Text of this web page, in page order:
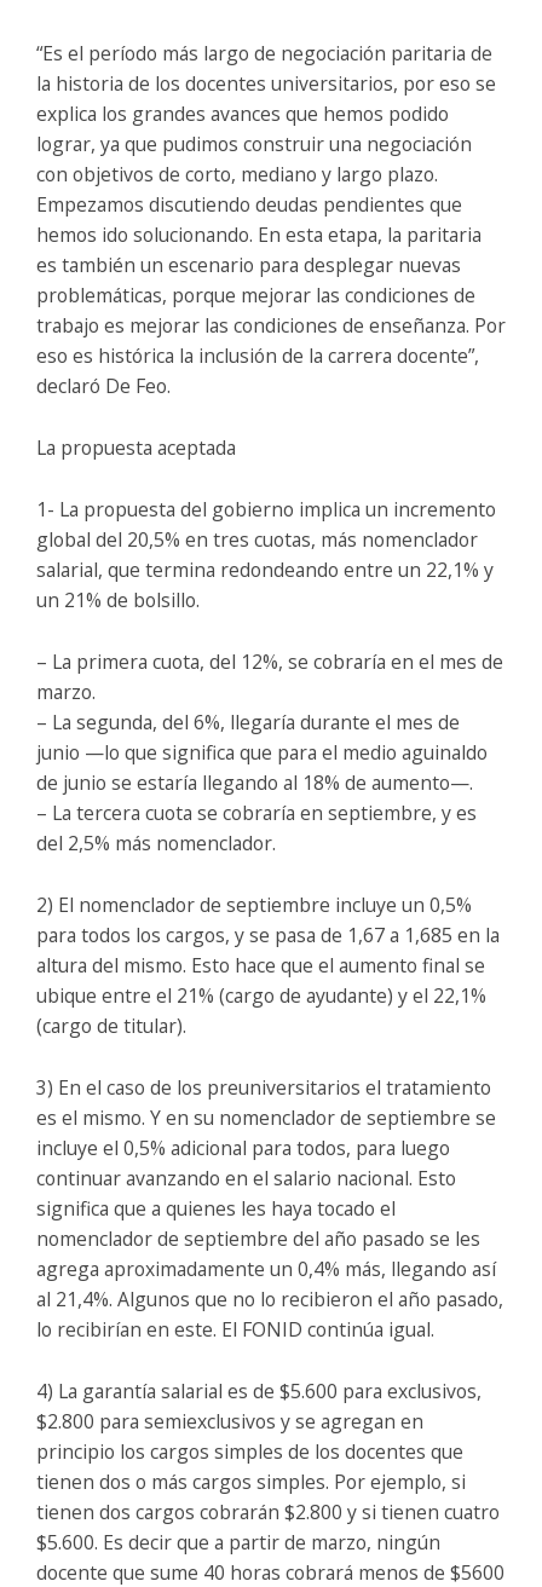
“Es el período más largo de negociación paritaria de
la historia de los docentes universitarios, por eso se
explica los grandes avances que hemos podido
lograr, ya que pudimos construir una negociación
con objetivos de corto, mediano y largo plazo.
Empezamos discutiendo deudas pendientes que
hemos ido solucionando. En esta etapa, la paritaria
es también un escenario para desplegar nuevas
problemáticas, porque mejorar las condiciones de
trabajo es mejorar las condiciones de enseñanza. Por
eso es histórica la inclusión de la carrera docente”,
declaró De Feo.
La propuesta aceptada
1- La propuesta del gobierno implica un incremento
global del 20,5% en tres cuotas, más nomenclador
salarial, que termina redondeando entre un 22,1% y
un 21% de bolsillo.
– La primera cuota, del 12%, se cobraría en el mes de
marzo.
– La segunda, del 6%, llegaría durante el mes de
junio —lo que significa que para el medio aguinaldo
de junio se estaría llegando al 18% de aumento—.
– La tercera cuota se cobraría en septiembre, y es
del 2,5% más nomenclador.
2) El nomenclador de septiembre incluye un 0,5%
para todos los cargos, y se pasa de 1,67 a 1,685 en la
altura del mismo. Esto hace que el aumento final se
ubique entre el 21% (cargo de ayudante) y el 22,1%
(cargo de titular).
3) En el caso de los preuniversitarios el tratamiento
es el mismo. Y en su nomenclador de septiembre se
incluye el 0,5% adicional para todos, para luego
continuar avanzando en el salario nacional. Esto
significa que a quienes les haya tocado el
nomenclador de septiembre del año pasado se les
agrega aproximadamente un 0,4% más, llegando así
al 21,4%. Algunos que no lo recibieron el año pasado,
lo recibirían en este. El FONID continúa igual.
4) La garantía salarial es de $5.600 para exclusivos,
$2.800 para semiexclusivos y se agregan en
principio los cargos simples de los docentes que
tienen dos o más cargos simples. Por ejemplo, si
tienen dos cargos cobrarán $2.800 y si tienen cuatro
$5.600. Es decir que a partir de marzo, ningún
docente que sume 40 horas cobrará menos de $5600